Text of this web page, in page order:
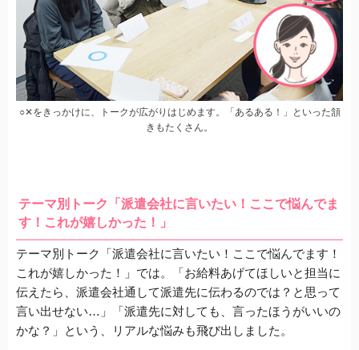
○✕をきっかけに、トークが広がりはじめます。「あるある！」といった頷
きもたくさん。
テーマ別トーク「派遣会社に言いたい！ここで悩んでま
す！これが嬉しかった！」
テーマ別トーク「派遣会社に言いたい！ここで悩んでます！
これが嬉しかった！」では。「お給料あげてほしいと担当に
伝えたら、派遣会社通して派遣先に伝わるのでは？と思って
言い出せない…」「派遣先に対しても、言ったほうがいいの
かな？」という、リアルな悩みも飛び出しました。